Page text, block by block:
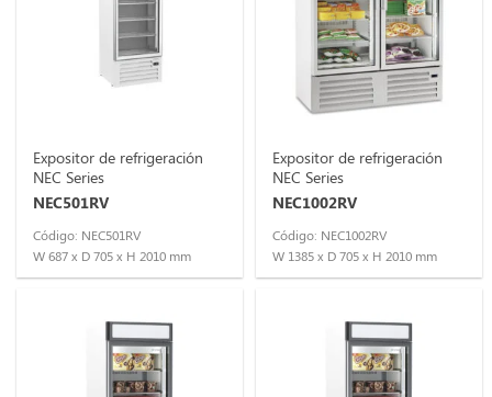
Expositor de refrigeración
NEC Series
NEC501RV
Código: NEC501RV
W 687 x D 705 x H 2010 mm
Expositor de refrigeración
NEC Series
NEC1002RV
Código: NEC1002RV
W 1385 x D 705 x H 2010 mm